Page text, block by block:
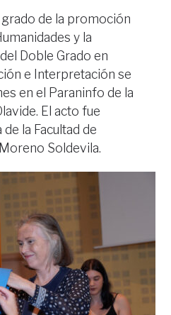
grado de la promoción
y la
Doble Grado en
e Interpretación se
en el Paraninfo de la
El acto fue
la Facultad de
Soldevila.